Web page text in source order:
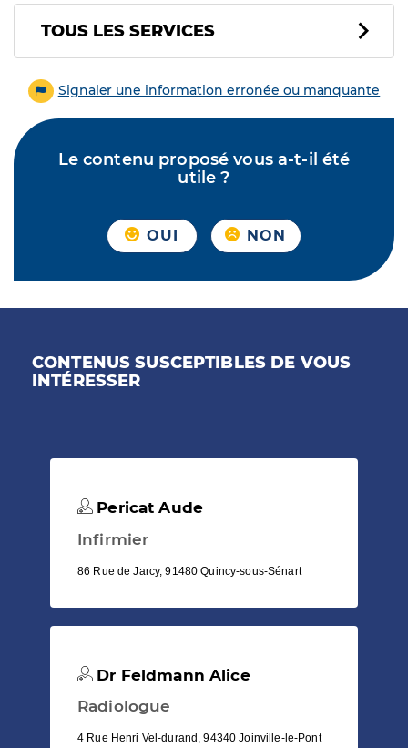
Tous les services
TOUS LES SERVICES
Signaler une information erronée ou manquante
Le contenu proposé vous a-t-il été
utile ?
OUI NON
CONTENUS SUSCEPTIBLES DE VOUS
INTÉRESSER
Pericat Aude
Infirmier
86 Rue de Jarcy, 91480 Quincy-sous-Sénart
Dr Feldmann Alice
Radiologue
4 Rue Henri Vel-durand, 94340 Joinville-le-Pont